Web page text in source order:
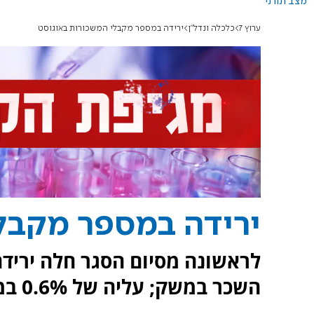
ערוץ 7 כלכלה ונדל"ן ירידה במספר מקבלי המשכורות באוגוסט
ירידה במספר
השכר במשק; עליה של 0.6% במספר החברות והארגונים ששילמו שכר.